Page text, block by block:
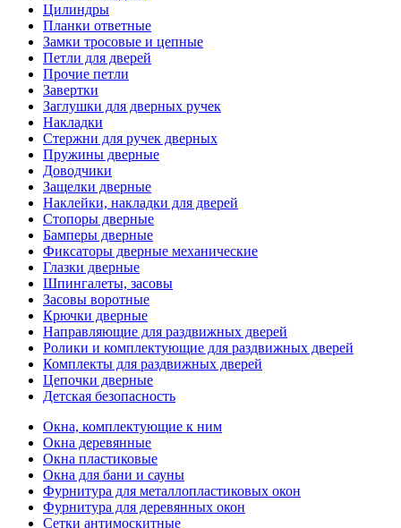
Цилиндры
Планки ответные
Замки тросовые и цепные
Петли для дверей
Прочие петли
Завертки
Заглушки для дверных ручек
Накладки
Стержни для ручек дверных
Пружины дверные
Доводчики
Защелки дверные
Наклейки, накладки для дверей
Стопоры дверные
Бамперы дверные
Фиксаторы дверные механические
Глазки дверные
Шпингалеты, засовы
Засовы воротные
Крючки дверные
Направляющие для раздвижных дверей
Ролики и комплектующие для раздвижных дверей
Комплекты для раздвижных дверей
Цепочки дверные
Детская безопасность
Окна, комплектующие к ним
Окна деревянные
Окна пластиковые
Окна для бани и сауны
Фурнитура для металлопластиковых окон
Фурнитура для деревянных окон
Сетки антимоскитные